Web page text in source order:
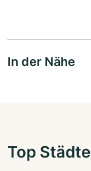
In der Nähe
Top Städte